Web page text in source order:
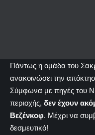
Πάντως η ομάδα του
ανακοινώσει την
Σύμφωνα με πηγές του
περιοχής, δεν έχουν
Βεζένκοφ. Μέχρι να
δεσμευτικό!